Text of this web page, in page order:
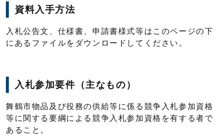
資料入手方法
入札公告文、仕様書、申請書様式等はこのページの下
にあるファイルをダウンロードしてください。
入札参加要件（主なもの）
舞鶴市物品及び役務の供給等に係る競争入札参加資格
等に関する要綱による競争入札参加資格を有する者で
あること。